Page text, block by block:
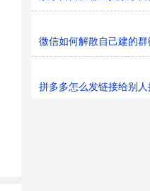
微信如何解散自己建的群
拼多多怎么发链接给别人